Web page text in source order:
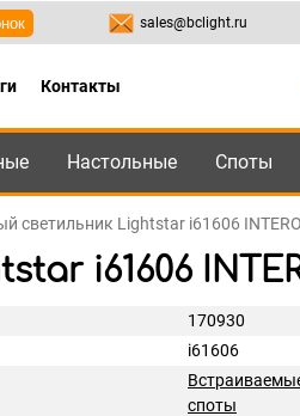
95-45 sales@bclight.ru
sales@bclight.ru
Контакты
Настольные Споты
светильник Lightstar i61606
INTERO
170930
i61606
споты